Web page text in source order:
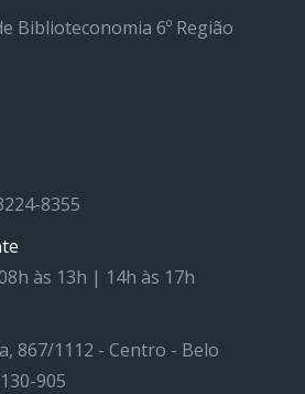
Biblioteconomia 6º Região
8355
às 13h | 14h às 17h
867/1112 - Centro - Belo
905